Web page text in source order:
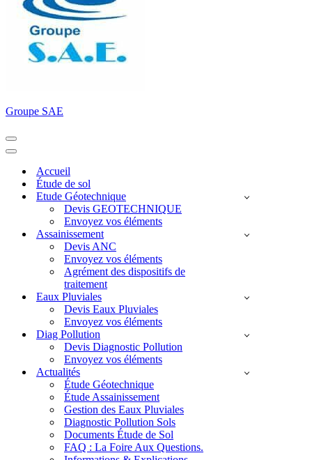
Groupe SAE
Menu
de
Menu
navigationAccueil
Étude de sol
Etude Géotechnique
Devis GEOTECHNIQUE
Envoyez vos éléments
Assainissement
Devis ANC
Envoyez vos éléments
Agrément des dispositifs de
traitement
Eaux Pluviales
Devis Eaux Pluviales
Envoyez vos éléments
Diag Pollution
Devis Diagnostic Pollution
Envoyez vos éléments
Actualités
Étude Géotechnique
Étude Assainissement
Gestion des Eaux Pluviales
Diagnostic Pollution Sols
Documents Étude de Sol
FAQ : La Foire Aux Questions.